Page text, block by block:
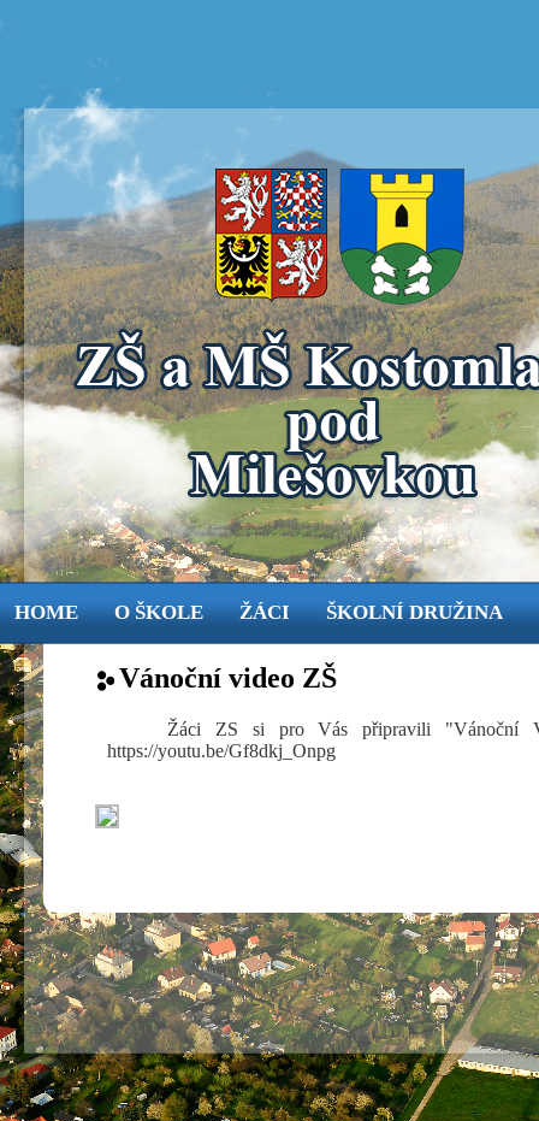
HOME O ŠKOLE ŽÁCI ŠKOLNÍ DRUŽINA
Vánoční video ZŠ
Žáci ZS si pro Vás připravili "Vánoční
https://youtu.be/Gf8dkj_Onpg